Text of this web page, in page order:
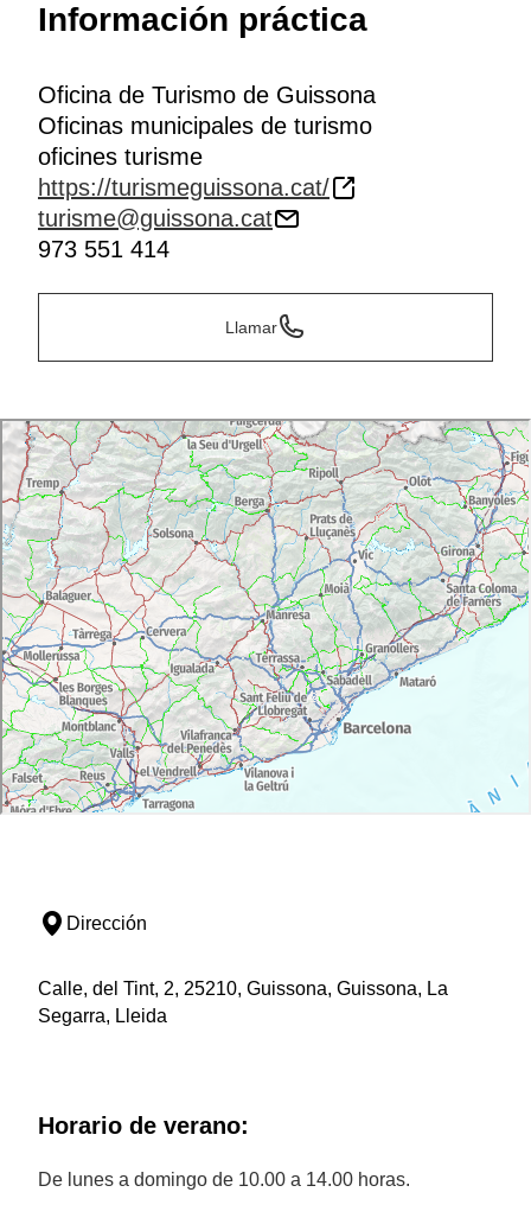
Información práctica
Oficina de Turismo de Guissona
Oficinas municipales de turismo
oficines turisme
https://turismeguissona.cat/
turisme@guissona.cat
973 551 414
Llamar
Dirección
Calle, del Tint, 2, 25210, Guissona, Guissona, La
Segarra, Lleida
Horario de verano:
De lunes a domingo de 10.00 a 14.00 horas.